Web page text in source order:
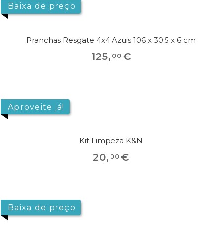
Baixa de preço
Pranchas Resgate 4x4 Azuis 106 x 30.5 x 6 cm
125, 00 €
Aproveite já!
Kit Limpeza K&N
20, 00 €
Baixa de preço